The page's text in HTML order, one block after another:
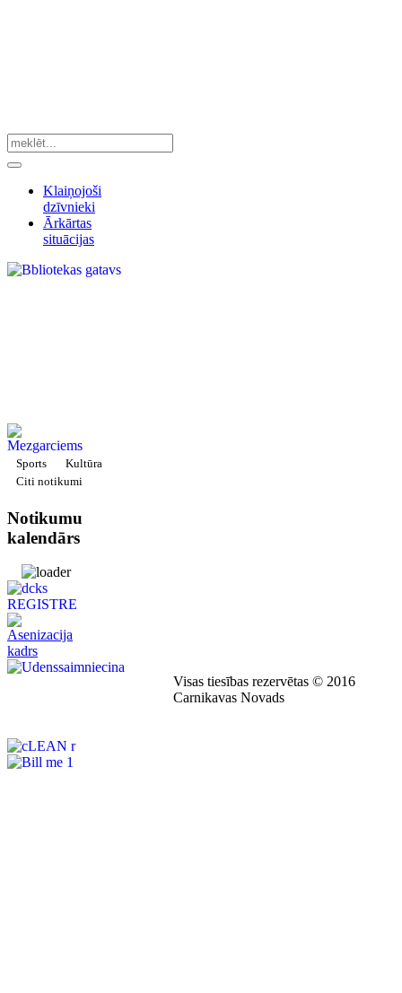
Klaiņojoši
dzīvnieki
Ārkārtas
situācijas
Sports
Kultūra
Citi notikumi
Notikumu
kalendārs
Visas tiesības rezervētas © 2016
Carnikavas Novads